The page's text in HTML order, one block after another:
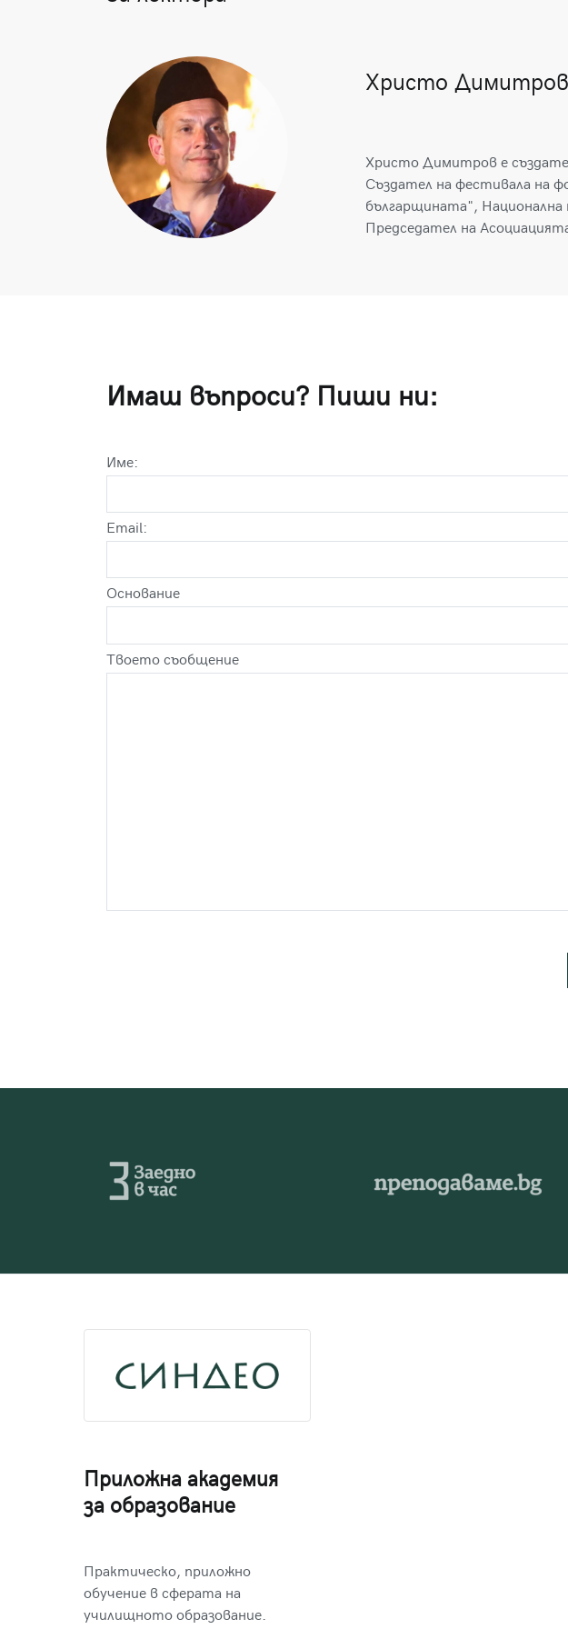
Христо Димитров
Христо Димитров е
Създател на фестивала на
българщината", Национална
Председател на
Имаш въпроси? Пиши ни:
Име:
Email:
Оснoвание
Твоето съобщение
Приложна академия
за образование
Практическо, приложно
обучение в сферата на
училищното образование.